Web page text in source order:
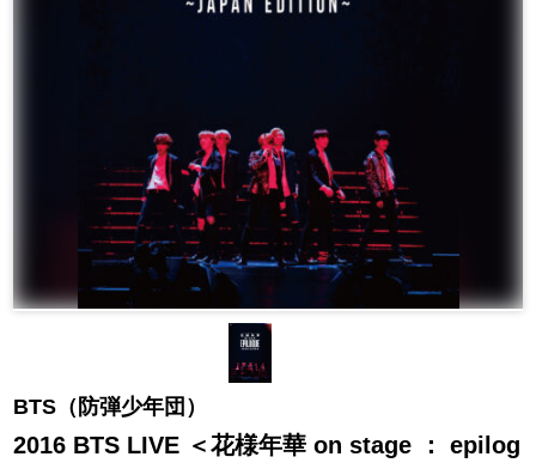
BTS（防弾少年団）
2016 BTS LIVE ＜花様年華 on stage ： epilog